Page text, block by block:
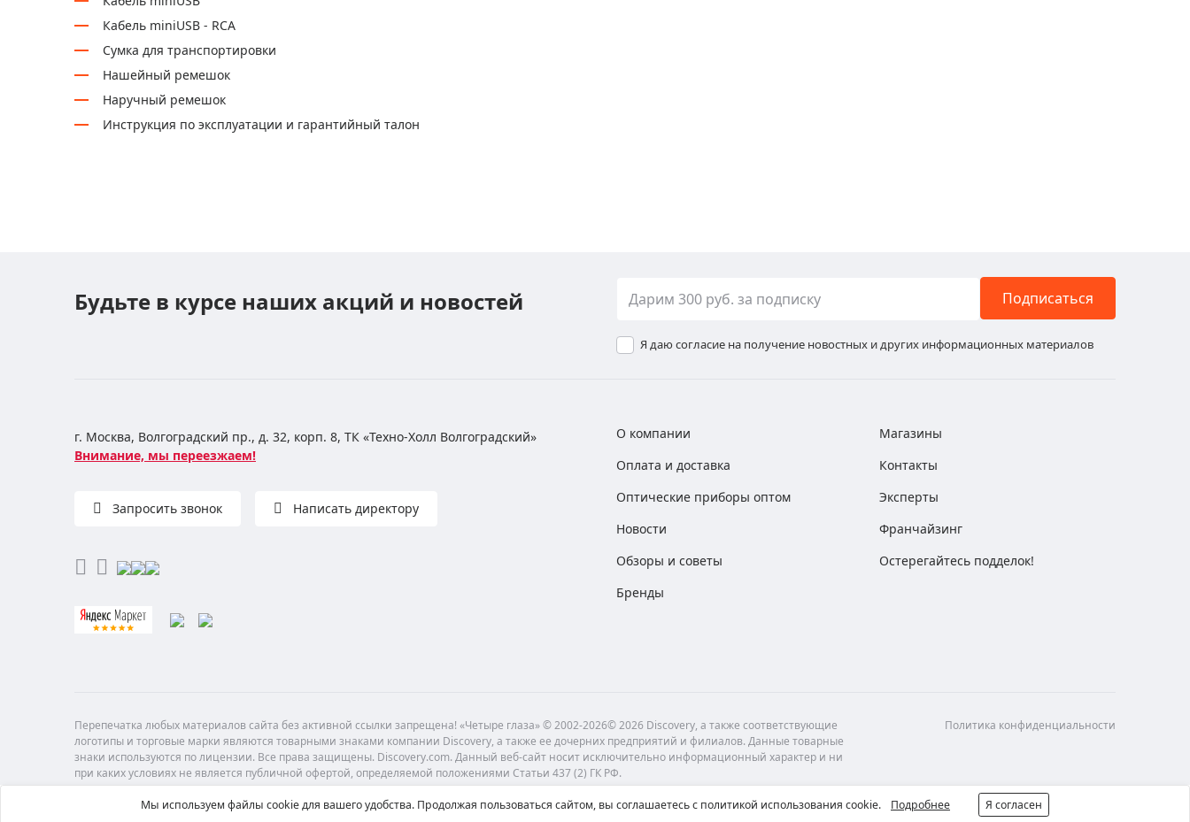
Кабель miniUSB - RCA
Сумка для транспортировки
Нашейный ремешок
Наручный ремешок
Инструкция по эксплуатации и гарантийный талон
Будьте в курсе наших акций и новостей Подписаться
Я даю согласие на получение новостных и других информационных материалов
г. Москва, Волгоградский пр., д. 32, корп. 8, ТК «Техно-Холл Волгоградский»
Внимание, мы переезжаем!
Запросить звонок Написать директору
О компании
Оплата и доставка
Оптические приборы оптом
Новости
Обзоры и советы
Бренды
Магазины
Контакты
Эксперты
Франчайзинг
Остерегайтесь подделок!
Перепечатка любых материалов сайта без активной ссылки запрещена! «Четыре глаза» © 2002-2026© 2026 Discovery, а также соответствующие
логотипы и торговые марки являются товарными знаками компании Discovery, а также ее дочерних предприятий и филиалов. Данные товарные
знаки используются по лицензии. Все права защищены. Discovery.com. Данный веб-сайт носит исключительно информационный характер и ни
при каких условиях не является публичной офертой, определяемой положениями Статьи 437 (2) ГК РФ.
Политика конфиденциальности
Мы используем файлы cookie для вашего удобства. Продолжая пользоваться сайтом, вы соглашаетесь с политикой использования cookie. Подробнее Я согласен